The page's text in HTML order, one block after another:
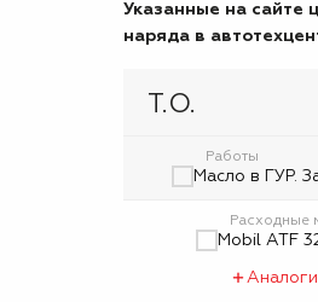
Указанные на сайте
наряда в
Т.О.
Работы
Масло в ГУР.
Расходные
Mobil ATF
Аналоги